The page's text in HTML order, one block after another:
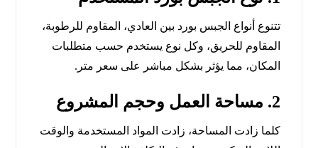
تتنوع أنواع الجبس بورد بين العادي، المقاوم للرطوبة،
المقاوم للحريق، وكل نوع يستخدم حسب متطلبات
المكان، مما يؤثر بشكل مباشر على سعر متر.
2. مساحة العمل وحجم المشروع
كلما زادت المساحة، زادت المواد المستخدمة والوقت